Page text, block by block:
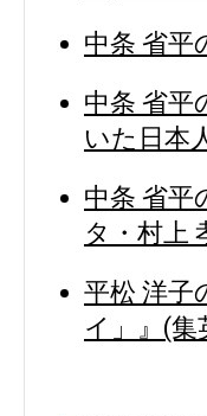
中条 省平
中条 省
いた日本
中条 省平
タ・村上
平松 洋子
イ」』(集